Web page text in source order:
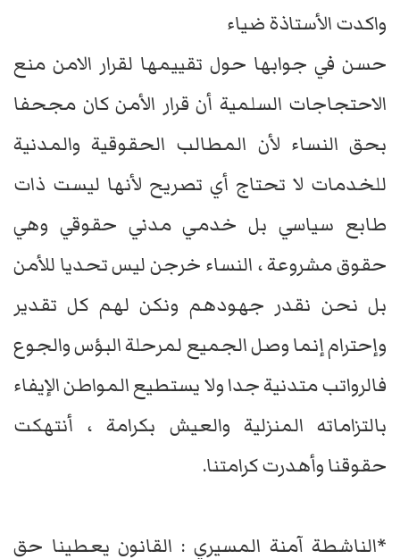
واكدت الأستاذة ضياء
حسن في جوابها حول تقييمها لقرار الامن منع
الاحتجاجات السلمية أن قرار الأمن كان مجحفا
بحق النساء لأن المطالب الحقوقية والمدنية
للخدمات لا تحتاج أي تصريح لأنها ليست ذات
طابع سياسي بل خدمي مدني حقوقي وهي
حقوق مشروعة ، النساء خرجن ليس تحديا للأمن
بل نحن نقدر جهودهم ونكن لهم كل تقدير
وإحترام إنما وصل الجميع لمرحلة البؤس والجوع
فالرواتب متدنية جدا ولا يستطيع المواطن الإيفاء
بالتزاماته المنزلية والعيش بكرامة ، أنتهكت
حقوقنا وأهدرت كرامتنا.
*الناشطة آمنة المسيري : القانون يعطينا حق